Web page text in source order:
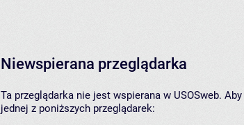
Niewspierana przeglądarka
Ta przeglądarka nie jest wspierana w USOSweb.
jednej z poniższych przeglądarek: